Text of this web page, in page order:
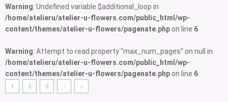
Warning: Undefined variable $additional_loop in
/home/atelieru/atelier-u-flowers.com/public_html/wp-
content/themes/atelier-u-flowers/pagenate.phpon line 6
Warning: Attempt to read property "max_num_pages" on null in
/home/atelieru/atelier-u-flowers.com/public_html/wp-
content/themes/atelier-u-flowers/pagenate.phpon line 6
1 2 3 › »